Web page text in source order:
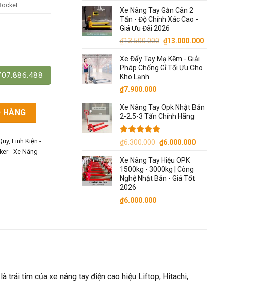
Cao số lượng
HÀNG
, Linh Kiện -
- Xe Nâng
Xe Nâng Tay Gắn Cân 2
Tấn - Độ Chính Xác Cao -
Giá Ưu Đãi 2026
₫13.500.000 Giá
là:
₫13.500.000.
₫13.000.000Giá
Xe Đẩy Tay Mạ Kẽm - Giải
Pháp Chống Gỉ Tối Ưu Cho
Kho Lạnh
₫7.900.000
Xe Nâng Tay Opk Nhật Bản
2-2.5-3 Tấn Chính Hãng
Được xếp
5 sao
₫6.300.000 Giá
là:
₫6.300.000.
₫6.000.000Giá
₫6.000.000.
Xe Nâng Tay Hiệu OPK
1500kg - 3000kg | Công
Nghệ Nhật Bản - Giá Tốt
2026
₫6.000.000
trái tim của xe nâng tay điện cao hiệu Liftop, Hitachi,